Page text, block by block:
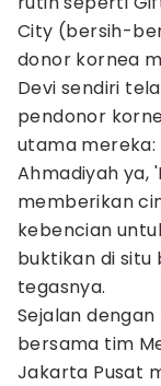
City (bersih-
donor kornea
Devi sendiri
pendonor
utama
Ahmadiyah ya,
memberikan
kebencian
buktikan di situ
tegasnya.
Sejalan dengan
bersama tim
Jakarta Pusat